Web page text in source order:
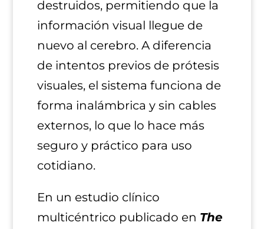
destruidos, permitiendo que la
información visual llegue de
nuevo al cerebro. A diferencia
de intentos previos de prótesis
visuales, el sistema funciona de
forma inalámbrica y sin cables
externos, lo que lo hace más
seguro y práctico para uso
cotidiano.
En un estudio clínico
multicéntrico publicado en The